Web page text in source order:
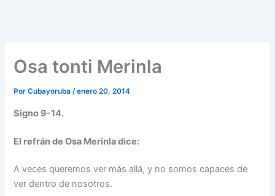
Osa tonti Merinla
PorCubayoruba/enero 20, 2014
Signo 9-14.
El refrán de Osa Merinla dice:
A veces queremos ver más allá, y no somos capaces de
ver dentro de nosotros.